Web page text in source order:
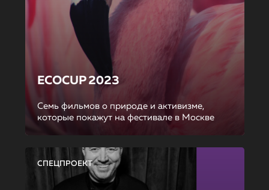
ECOCUP 2023
Семь фильмов о природе и активизме,
которые покажут на фестивале в Москве
СПЕЦПРОЕКТ